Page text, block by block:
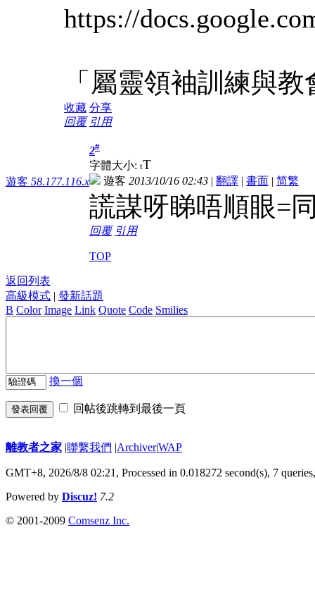
https://
「屬靈領袖訓練與
收藏 分享
回覆 引用
遊客 58.177.116.x
2#
字體大小: tT
遊客 2013/10/16 02:43 | 翻譯 | 書面 | 简繁
謊謀呀睇唔順眼=
回覆 引用
TOP
返回列表
高級模式 | 發新話題
B Color Image Link Quote Code Smilies
換一個
發表回覆 回帖後跳轉到最後一頁
離教者之家 |聯繫我們 |Archiver|WAP
GMT+8, 2026/8/8 02:21, Processed in 0.018272 second(s), 7
Powered by Discuz! 7.2
© 2001-2009 Comsenz Inc.